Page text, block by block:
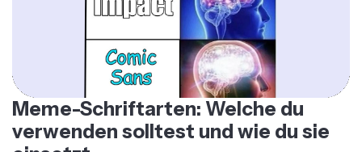
Meme-Schriftarten: Welche du
verwenden solltest und wie du sie
einsetzt